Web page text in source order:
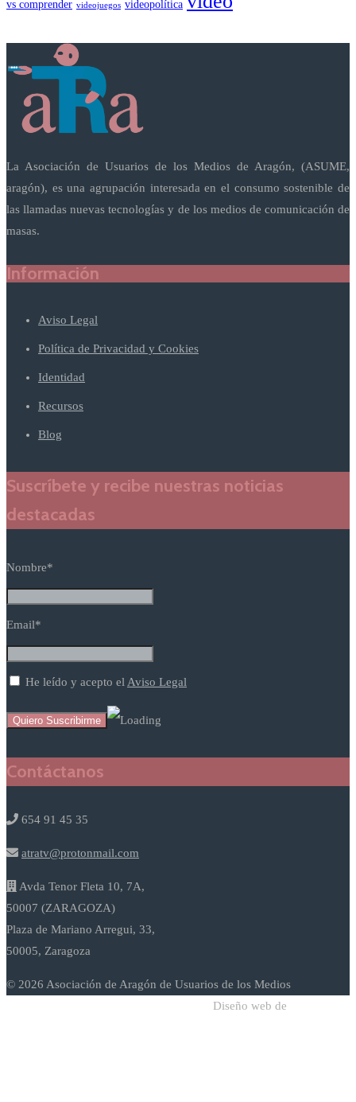
vs comprender videojuegos videopolítica
La Asociación de Usuarios de los Medios de Aragón, (ASUME,
aragón), es una agrupación interesada en el consumo sostenible de
las llamadas nuevas tecnologías y de los medios de comunicación de
masas.
Información
Aviso Legal
Política de Privacidad y Cookies
Identidad
Recursos
Blog
Suscríbete y recibe nuestras noticias
destacadas
Nombre*
Email*
He leído y acepto el Aviso Legal
Contáctanos
654 91 45 35
atratv@protonmail.com
Avda Tenor Fleta 10, 7A,
50007 (ZARAGOZA)
Plaza de Mariano Arregui, 33,
50005, Zaragoza
© 2026 Asociación de Aragón de Usuarios de los Medios
Diseño web de